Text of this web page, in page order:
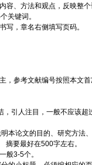
容、方法和观点，反映整
关键词。
写，章名右侧填写页码。
，参考文献编号按照本文
引人注目，一般不应该超
本论文的目的、研究方法
摘要最好在500字左右。
般3-5个。